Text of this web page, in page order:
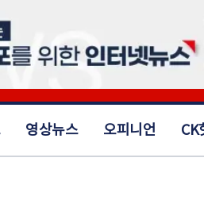
영상뉴스 오피니언 CK